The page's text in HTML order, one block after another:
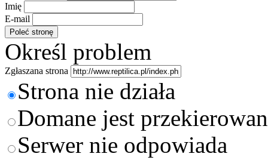
Imię
E-mail
Określ problem
Zgłaszana strona
Strona nie działa
Domane jest
Serwer nie odpowiada